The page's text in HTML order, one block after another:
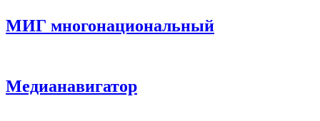
МИГ многонациональный
Медианавигатор